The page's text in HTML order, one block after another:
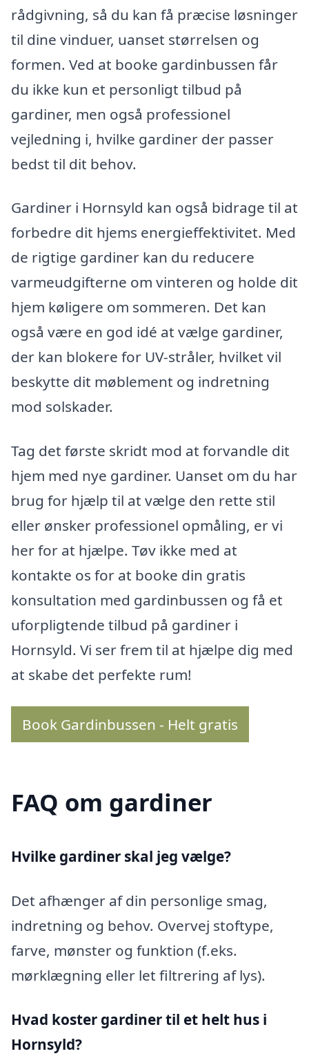
rådgivning, så du kan få præcise løsninger
til dine vinduer, uanset størrelsen og
formen. Ved at booke gardinbussen får
du ikke kun et personligt tilbud på
gardiner, men også professionel
vejledning i, hvilke gardiner der passer
bedst til dit behov.
Gardiner i Hornsyld kan også bidrage til at
forbedre dit hjems energieffektivitet. Med
de rigtige gardiner kan du reducere
varmeudgifterne om vinteren og holde dit
hjem køligere om sommeren. Det kan
også være en god idé at vælge gardiner,
der kan blokere for UV-stråler, hvilket vil
beskytte dit møblement og indretning
mod solskader.
Tag det første skridt mod at forvandle dit
hjem med nye gardiner. Uanset om du har
brug for hjælp til at vælge den rette stil
eller ønsker professionel opmåling, er vi
her for at hjælpe. Tøv ikke med at
kontakte os for at booke din gratis
konsultation med gardinbussen og få et
uforpligtende tilbud på gardiner i
Hornsyld. Vi ser frem til at hjælpe dig med
at skabe det perfekte rum!
Book Gardinbussen - Helt gratis
FAQ om gardiner
Hvilke gardiner skal jeg vælge?
Det afhænger af din personlige smag,
indretning og behov. Overvej stoftype,
farve, mønster og funktion (f.eks.
mørklægning eller let filtrering af lys).
Hvad koster gardiner til et helt hus i
Hornsyld?